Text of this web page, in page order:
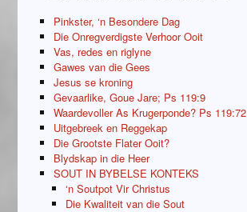
Pinkster, ‘n Besondere Dag
Die Onregverdigste Verhoor Ooit
Vas, redes en riglyne
Gawes van die Gees
Jesus se kroning
Gevaarlike, Goue Jare; Ps 119:9
Waardevoller As Krugerponde? Ps 119:72
Uitgebreek en Reggekap
Die Grootste Flater Ooit?
Blydskap in die Heer
SOUT IN BYBELSE KONTEKS
‘n Soutpot Vir Christus
Die Kwaliteit van die Sout